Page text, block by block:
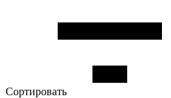
Сортировать